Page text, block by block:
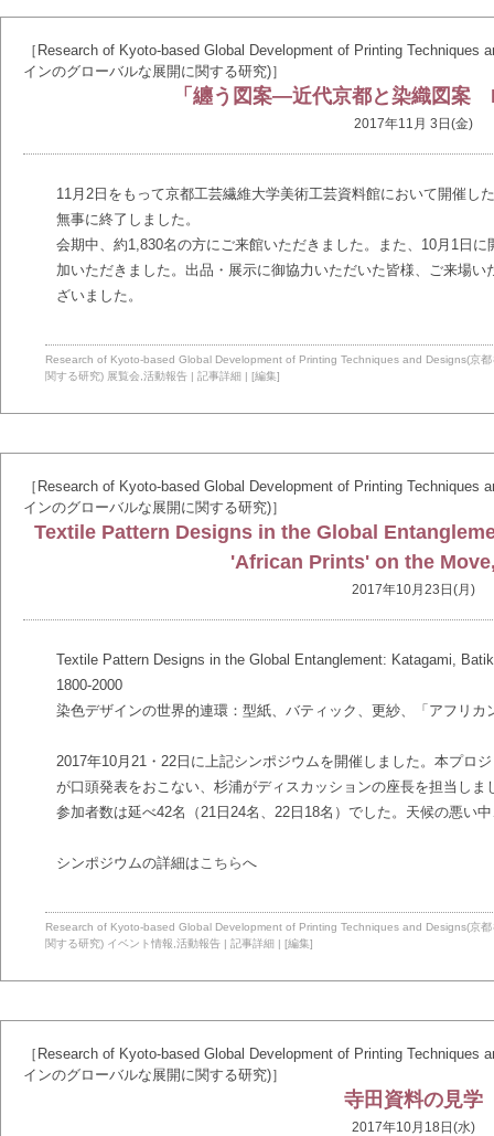
［Research of Kyoto-based Global Development of Printing Techniques
インのグローバルな展開に関する研究)］
「纏う図案―近代京都と染織図案
2017年11月 3日(金)
11月2日をもって京都工芸繊維大学美術工芸資料館において開催
無事に終了しました。
会期中、約1,830名の方にご来館いただきました。また、10月1日
加いただきました。出品・展示に御協力いただいた皆様、ご来場
ざいました。
Research of Kyoto-based Global Development of Printing Techniques and Designs(京
関する研究) 展覧会 活動報告 | 記事詳細 | [編集]
［Research of Kyoto-based Global Development of Printing Techniques
インのグローバルな展開に関する研究)］
Textile Pattern Designs in the Global
'African Prints' on the
2017年10月23日(月)
Textile Pattern Designs in the Global Entanglement: Katagami,
1800-2000
染色デザインの世界的連環：型紙、バティック、更紗、「アフリカ
2017年10月21・22日に上記シンポジウムを開催しました。本プロ
が口頭発表をおこない、杉浦がディスカッションの座長を担当しま
参加者数は延べ42名（21日24名、22日18名）でした。天候の悪い
シンポジウムの詳細はこちらへ
Research of Kyoto-based Global Development of Printing Techniques and Designs(京
関する研究) イベント情報 活動報告 | 記事詳細 | [編集]
［Research of Kyoto-based Global Development of Printing Techniques
インのグローバルな展開に関する研究)］
寺田資料の見学
2017年10月18日(水)